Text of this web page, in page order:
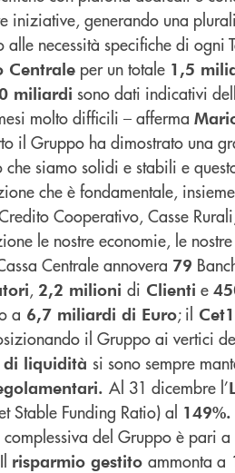
iniziative, generando una
alle necessità specifiche di ogni
Centrale per un totale 1,5
miliardi sono dati indicativi
molto difficili – afferma
il Gruppo ha dimostrato una
che siamo solidi e stabili e
che è fondamentale,
Cooperativo, Casse
le nostre economie, le
Centrale annovera 79
, 2,2 milioni di Clienti e
a 6,7 miliardi di Euro; il
il Gruppo ai vertici
liquidità si sono sempre
Al 31 dicembre l’
Stable Funding Ratio) al 149%.
complessiva del Gruppo è pari a
risparmio gestito ammonta a